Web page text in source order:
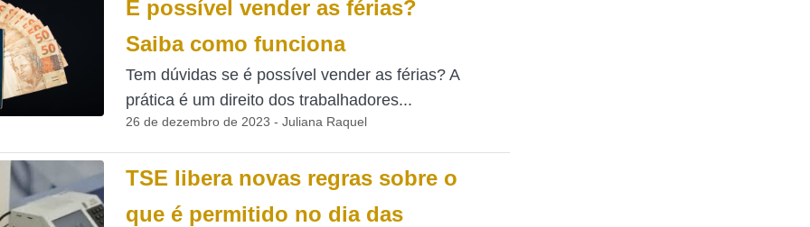
É possível vender as férias?
Saiba como funciona
Tem dúvidas se é possível vender as férias? A
prática é um direito dos trabalhadores...
26 de dezembro de 2023 - Juliana Raquel
TSE libera novas regras sobre o
que é permitido no dia das